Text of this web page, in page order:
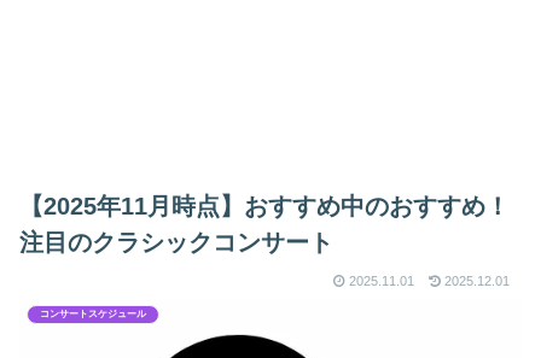
【2025年11月時点】おすすめ中のおすすめ！
注目のクラシックコンサート
2025.11.01 2025.12.01
コンサートスケジュール